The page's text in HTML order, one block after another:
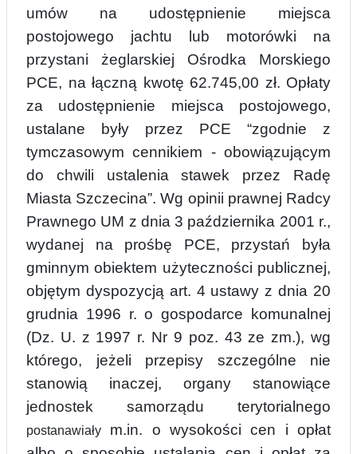
umów na udostępnienie miejsca
postojowego jachtu lub motorówki na
przystani żeglarskiej Ośrodka Morskiego
PCE, na łączną kwotę 62.745,00 zł. Opłaty
za udostępnienie miejsca postojowego,
ustalane były przez PCE “zgodnie z
tymczasowym cennikiem - obowiązującym
do chwili ustalenia stawek przez Radę
Miasta Szczecina”. Wg opinii prawnej Radcy
Prawnego UM z dnia 3 października 2001 r.,
wydanej na prośbę PCE, przystań była
gminnym obiektem użyteczności publicznej,
objętym dyspozycją art. 4 ustawy z dnia 20
grudnia 1996 r. o gospodarce komunalnej
(Dz. U. z 1997 r. Nr 9 poz. 43 ze zm.), wg
którego, jeżeli przepisy szczególne nie
stanowią inaczej, organy stanowiące
jednostek samorządu terytorialnego
postanawiały
m.in. o wysokości cen i opłat